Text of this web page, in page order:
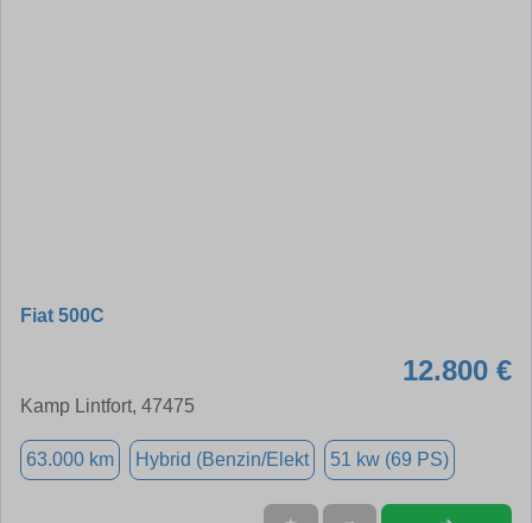
Fiat 500C
12.800 €
Kamp Lintfort, 47475
63.000 km Hybrid (Benzin/Elekt 51 kw (69 PS)